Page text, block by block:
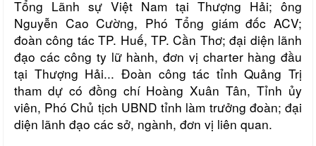
Tổng Lãnh sự Việt Nam tại Thượng Hải; ông
Nguyễn Cao Cường, Phó Tổng giám đốc ACV;
đoàn công tác TP. Huế, TP. Cần Thơ; đại diện lãnh
đạo các công ty lữ hành, đơn vị charter hàng đầu
tại Thượng Hải... Đoàn công tác tỉnh Quảng Trị
tham dự có đồng chí Hoàng Xuân Tân, Tỉnh ủy
viên, Phó Chủ tịch UBND tỉnh làm trưởng đoàn; đại
diện lãnh đạo các sở, ngành, đơn vị liên quan.